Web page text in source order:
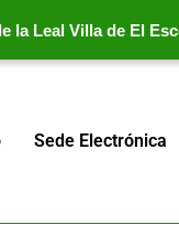
la Leal Villa de El
Sede Electrónica